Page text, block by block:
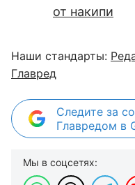
от накипи
Наши стандарты:
Главред
Следите за
Главредом в
Мы в соцсетях: